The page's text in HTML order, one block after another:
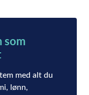
som
med alt du
lønn,